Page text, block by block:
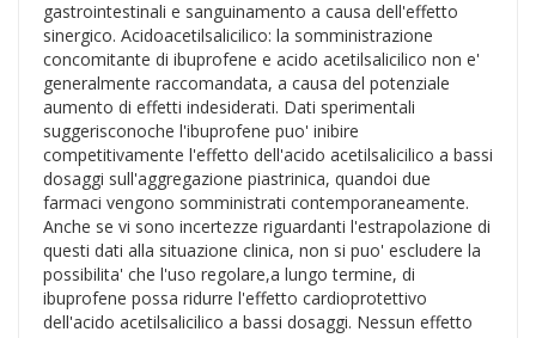
gastrointestinali e sanguinamento a causa dell'effetto
sinergico. Acidoacetilsalicilico: la somministrazione
concomitante di ibuprofene e acido acetilsalicilico non e'
generalmente raccomandata, a causa del potenziale
aumento di effetti indesiderati. Dati sperimentali
suggerisconoche l'ibuprofene puo' inibire
competitivamente l'effetto dell'acido acetilsalicilico a bassi
dosaggi sull'aggregazione piastrinica, quandoi due
farmaci vengono somministrati contemporaneamente.
Anche se vi sono incertezze riguardanti l'estrapolazione di
questi dati alla situazione clinica, non si puo' escludere la
possibilita' che l'uso regolare,a lungo termine, di
ibuprofene possa ridurre l'effetto cardioprotettivo
dell'acido acetilsalicilico a bassi dosaggi. Nessun effetto